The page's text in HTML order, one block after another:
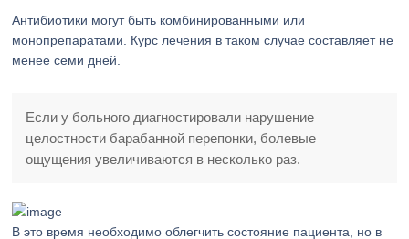
Антибиотики могут быть комбинированными или
монопрепаратами. Курс лечения в таком случае составляет не
менее семи дней.
Если у больного диагностировали нарушение
целостности барабанной перепонки, болевые
ощущения увеличиваются в несколько раз.
В это время необходимо облегчить состояние пациента, но в